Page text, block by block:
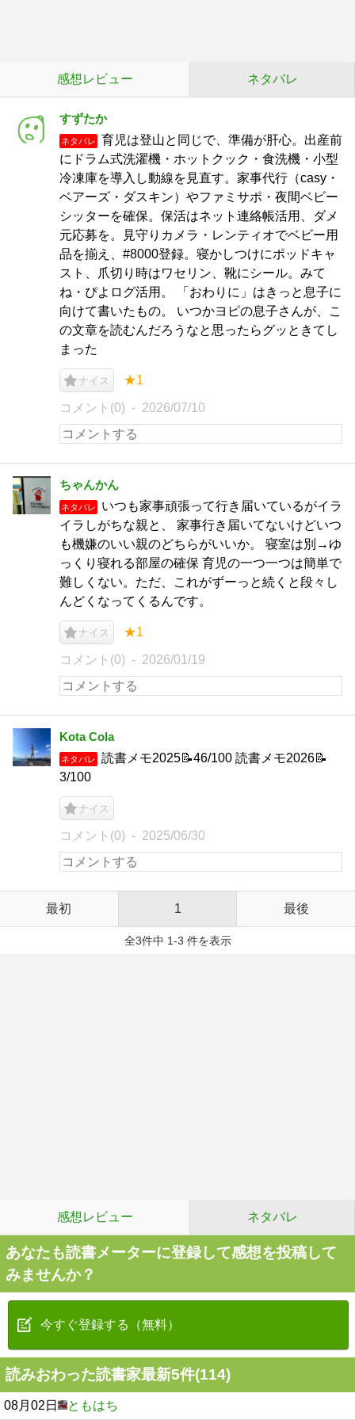
感想レビュー ネタバレ
すずたか
ネタバレ
育児は登山と同じで、準備が肝心。出産前
にドラム式洗濯機・ホットクック・食洗機・小型
冷凍庫を導入し動線を見直す。家事代行（casy・
ベアーズ・ダスキン）やファミサポ・夜間ベビー
シッターを確保。保活はネット連絡帳活用、ダメ
元応募を。見守りカメラ・レンティオでベビー用
品を揃え、#8000登録。寝かしつけにポッドキャ
スト、爪切り時はワセリン、靴にシール。みて
ね・ぴよログ活用。 「おわりに」はきっと息子に
向けて書いたもの。 いつかヨピの息子さんが、こ
の文章を読むんだろうなと思ったらグッときてし
まった
ナイス ★1
コメント(0) 2026/07/10
ちゃんかん
ネタバレ
いつも家事頑張って行き届いているがイラ
イラしがちな親と、 家事行き届いてないけどいつ
も機嫌のいい親のどちらがいいか。 寝室は別→ゆ
っくり寝れる部屋の確保 育児の一つ一つは簡単で
難しくない。ただ、これがずーっと続くと段々し
んどくなってくるんです。
ナイス ★1
コメント(0) 2026/01/19
Kota Cola
ネタバレ
読書メモ2025📝46/100 読書メモ2026📝
3/100
ナイス
コメント(0) 2025/06/30
最初 1 最後
全3件中 1-3 件を表示
感想レビュー ネタバレ
あなたも読書メーターに登録して感想を投稿して
みませんか？
今すぐ登録する（無料）
読みおわった読書家最新5件(114)
08月02日 ともはち